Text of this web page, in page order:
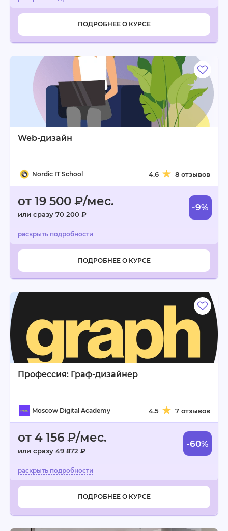
ПОДРОБНЕЕ О КУРСЕ
Web-дизайн
Nordic IT School 4.6 8 отзывов
от 19 500 ₽/мес.
или сразу 70 200 ₽
-9%
ПОДРОБНЕЕ О КУРСЕ
Профессия: Граф-дизайнер
Moscow Digital Academy 4.5 7 отзывов
от 4 156 ₽/мес.
или сразу 49 872 ₽
-60%
ПОДРОБНЕЕ О КУРСЕ